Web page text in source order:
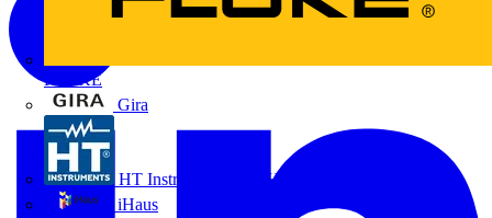
FLUKE
Gira
HT Instruments GmbH
iHaus